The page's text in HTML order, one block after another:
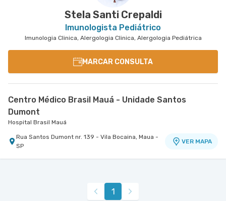
Stela Santi Crepaldi
Imunologista Pediátrico
Imunologia Clinica, Alergologia Clinica, Alergologia Pediátrica
MARCAR CONSULTA
Centro Médico Brasil Mauá - Unidade Santos
Dumont
Hospital Brasil Mauá
Rua Santos Dumont nr. 139 - Vila Bocaina, Maua -
SP
VER MAPA
1